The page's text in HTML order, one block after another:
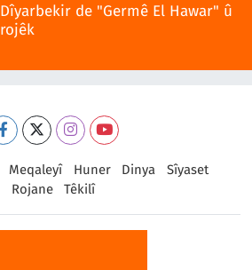
Dîyarbekir de "Germê El Hawar" û
rojêk
Meqaleyî Huner Dinya
Sîyaset
Rojane
Têkilî